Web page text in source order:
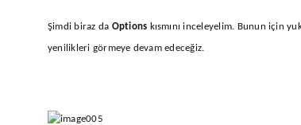
Şimdi biraz da Options kısmını inceleyelim. Bunun için
yenilikleri görmeye devam edeceğiz.